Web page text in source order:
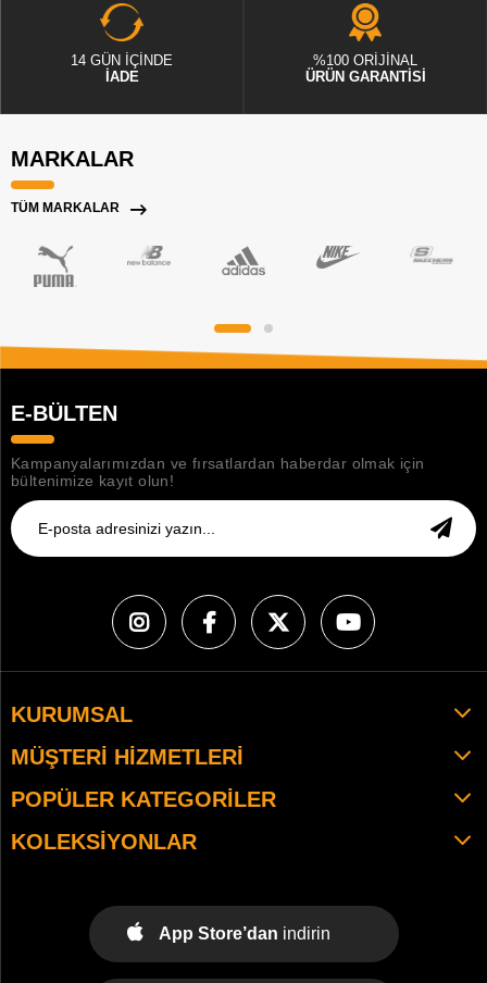
14 GÜN İÇİNDE
İADE
%100 ORİJİNAL
ÜRÜN GARANTİSİ
MARKALAR
TÜM MARKALAR
E-BÜLTEN
Kampanyalarımızdan ve fırsatlardan haberdar olmak için
bültenimize kayıt olun!
KURUMSAL
MÜŞTERI HIZMETLERI
POPÜLER KATEGORILER
KOLEKSIYONLAR
App Store’dan indirin